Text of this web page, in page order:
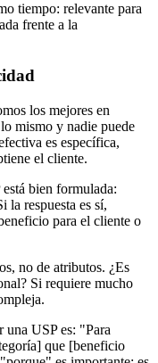
tiempo: relevante para
frente a la
los mejores en
mismo y nadie puede
es específica,
el cliente.
bien formulada:
la respuesta es sí,
para el cliente o
no de atributos. ¿Es
Si requiere mucho
USP es: "Para
que [beneficio